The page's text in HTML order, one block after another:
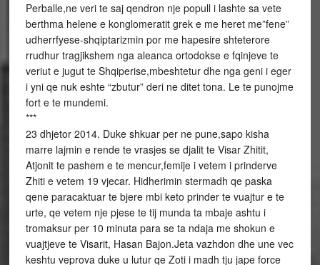
Perballe,ne veri te saj qendron nje popull i lashte sa vete
berthma helene e konglomeratit grek e me heret me”fene”
udherrfyese-shqiptarizmin por me hapesire shteterore
rrudhur tragjikshem nga aleanca ortodokse e fqinjeve te
veriut e jugut te Shqiperise,mbeshtetur dhe nga geni i eger
i yni qe nuk eshte “zbutur” deri ne ditet tona. Le te punojme
fort e te mundemi.
***
23 dhjetor 2014. Duke shkuar per ne pune,sapo kisha
marre lajmin e rende te vrasjes se djalit te Visar Zhitit,
Atjonit te pashem e te mencur,femije i vetem i prinderve
Zhiti e vetem 19 vjecar. Hidherimin stermadh qe paska
qene paracaktuar te bjere mbi keto prinder te vuajtur e te
urte, qe vetem nje pjese te tij munda ta mbaje ashtu i
tromaksur per 10 minuta para se ta ndaja me shokun e
vuajtjeve te Visarit, Hasan Bajon.Jeta vazhdon dhe une vec
keshtu veprova duke u lutur qe Zoti i madh tju jape force